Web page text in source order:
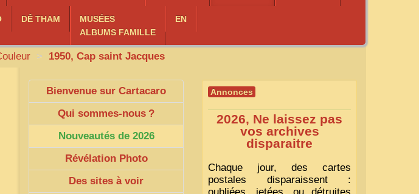
DÊ THAM
MUSÉES
ALBUMS FAMILLE
EN
> 1950, Cap saint Jacques
Bienvenue sur Cartacaro
Qui sommes-nous ?
Nouveautés de 2026
Révélation Photo
Des sites à voir
Annonces
2026, Ne laissez pas
vos archives
disparaitre
Chaque jour, des cartes
postales disparaissent :